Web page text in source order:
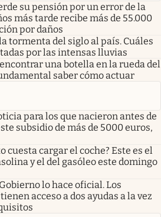
su pensión por un error de la
más tarde recibe más de 55.000
por daños
tormenta del siglo al país. Cuáles
por las intensas lluvias
una botella en la rueda del
saber cómo actuar
para los que nacieron antes de
subsidio de más de 5000 euros,
cuesta cargar el coche? Este es el
y el del gasóleo este domingo
lo hace oficial. Los
acceso a dos ayudas a la vez